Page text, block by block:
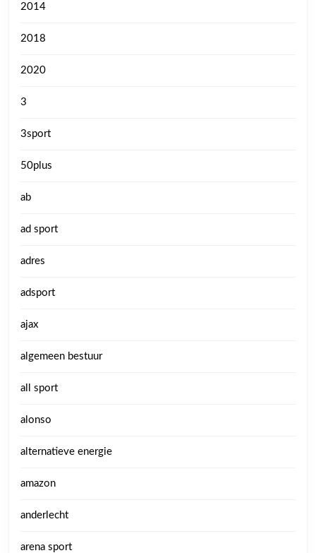
2014
2018
2020
3
3sport
50plus
ab
ad sport
adres
adsport
ajax
algemeen bestuur
all sport
alonso
alternatieve energie
amazon
anderlecht
arena sport